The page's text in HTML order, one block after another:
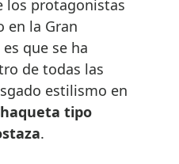
los protagonistas
en la Gran
que se ha
de todas las
estilismo en
tipo
.